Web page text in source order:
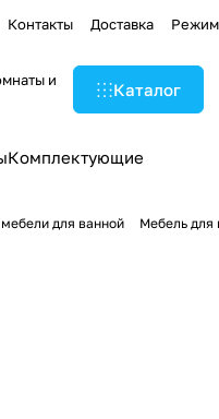
Контакты Доставка
и
Каталог
Комплектующие
для ванной Мебель для